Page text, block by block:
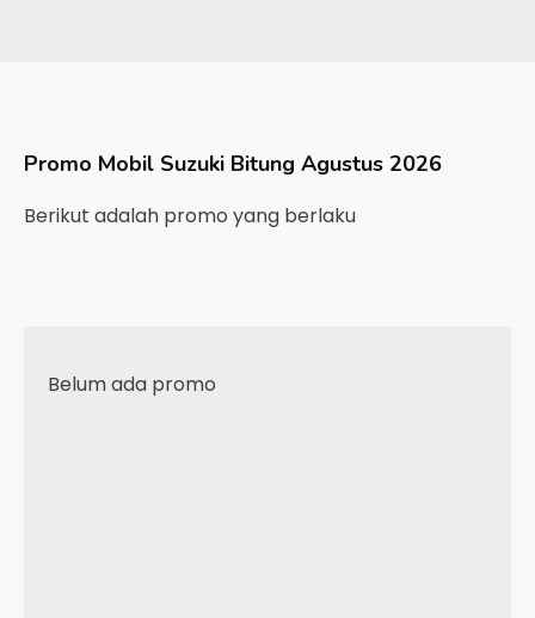
Promo Mobil Suzuki Bitung Agustus 2026
Berikut adalah promo yang berlaku
Belum ada promo